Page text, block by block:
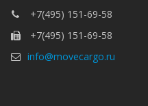
+7(495) 151-69-58
+7(495) 151-69-58
info@movecargo.ru